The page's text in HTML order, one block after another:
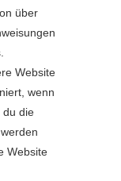
über
Website
wenn
du die
Website